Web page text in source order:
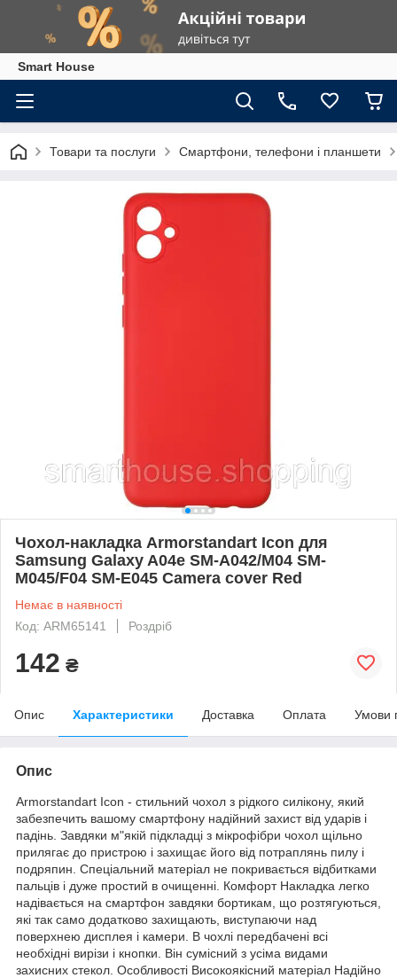
Smart House
Товари та послуги Смартфони, телефони і планшети
Чохол-накладка Armorstandart Icon для
Samsung Galaxy A04e SM-A042/M04 SM-
M045/F04 SM-E045 Camera cover Red
Немає в наявності
Код: ARM65141
Роздріб
142 ₴
Опис Характеристики Доставка Оплата Умови
Опис
Armorstandart Icon - стильний чохол з рідкого силікону, який
забезпечить вашому смартфону надійний захист від ударів і
падінь. Завдяки м"якій підкладці з мікрофібри чохол щільно
прилягає до пристрою і захищає його від потраплянь пилу і
подряпин. Спеціальний матеріал не покривається відбитками
пальців і дуже простий в очищенні. Комфорт Накладка легко
надівається на смартфон завдяки бортикам, що розтягуються,
які так само додатково захищають, виступаючи над
поверхнею дисплея і камери. В чохлі передбачені всі
необхідні вирізи і кнопки. Він сумісний з усіма видами
захисних стекол. Особливості Високоякісний матеріал Надійно